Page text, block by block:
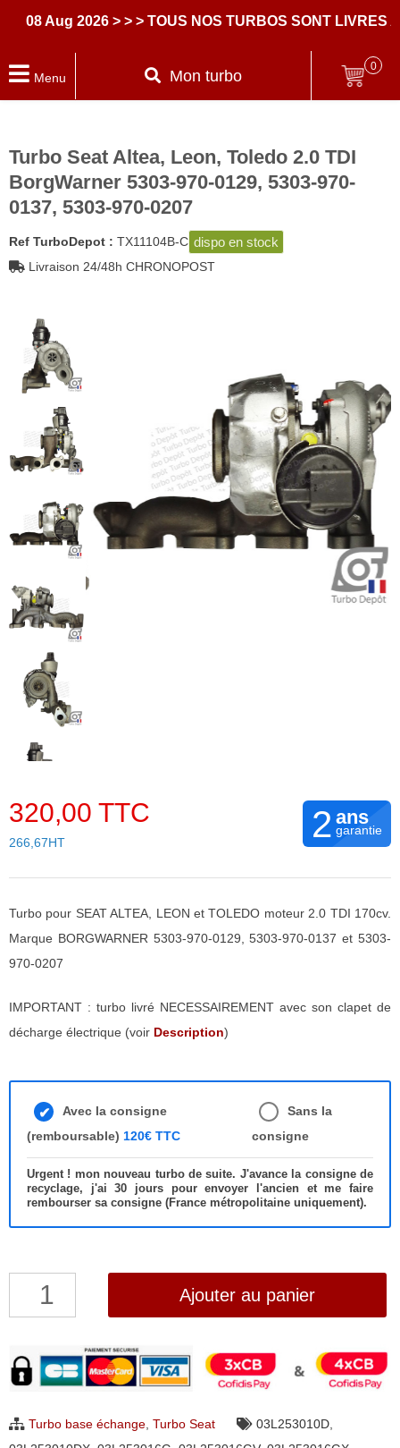
Aug 2026 > > > TOUS NOS TURBOS SONT LIVRES
Menu Mon turbo
0
Turbo Seat Altea, Leon, Toledo 2.0 TDI
BorgWarner 5303-970-0129, 5303-970-
0137, 5303-970-0207
Ref TurboDepot : TX11104B-C dispo en stock
Livraison 24/48h CHRONOPOST
320,00 TTC
266,67HT 2 ans
garantie
Turbo pour SEAT ALTEA, LEON et TOLEDO moteur 2.0 TDI 170cv.
Marque BORGWARNER 5303-970-0129, 5303-970-0137 et 5303-
970-0207
IMPORTANT : turbo livré NECESSAIREMENT avec son clapet de
décharge électrique (voir Description)
Avec la consigne
(remboursable) 120€ TTC
Sans la
consigne
Urgent ! mon nouveau turbo de suite. J'avance la consigne de
recyclage, j'ai 30 jours pour envoyer l'ancien et me faire
rembourser sa consigne (France métropolitaine uniquement).
quantité
Seat
Altea,
Toledo
Ajouter au panier
Turbo base échange, Turbo Seat 03L253010D,